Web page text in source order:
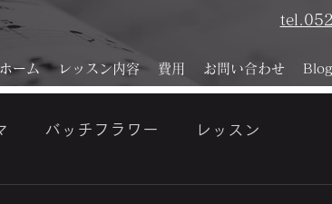
ホーム レッスン内容 費用 お問い合わせ Blog
バッチフラワー レッスン